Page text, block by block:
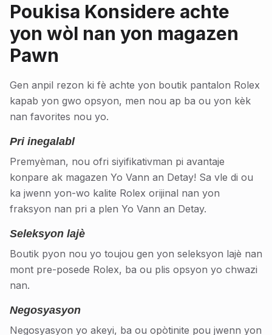
Poukisa Konsidere achte
yon wòl nan yon magazen
Pawn
Gen anpil rezon ki fè achte yon boutik pantalon Rolex
kapab yon gwo opsyon, men nou ap ba ou yon kèk
nan favorites nou yo.
Pri inegalabl
Premyèman, nou ofri siyifikativman pi avantaje
konpare ak magazen Yo Vann an Detay! Sa vle di ou
ka jwenn yon-wo kalite Rolex orijinal nan yon
fraksyon nan pri a plen Yo Vann an Detay.
Seleksyon lajè
Boutik pyon nou yo toujou gen yon seleksyon lajè nan
mont pre-posede Rolex, ba ou plis opsyon yo chwazi
nan.
Negosyasyon
Negosyasyon yo akeyi, ba ou opòtinite pou jwenn yon